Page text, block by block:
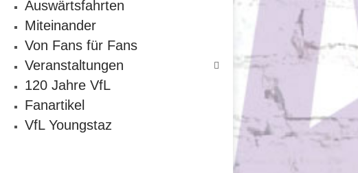
Auswärtsfahrten
Miteinander
Von Fans für Fans
Veranstaltungen
120 Jahre VfL
Fanartikel
VfL Youngstaz